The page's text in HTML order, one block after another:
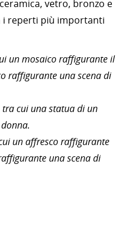
vetro, bronzo e
i reperti più importanti
un mosaico raffigurante il
raffigurante una scena di
cui una statua di un
un affresco raffigurante
una scena di